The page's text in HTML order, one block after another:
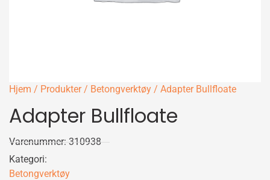
Hjem / Produkter/ Betongverktøy / Adapter Bullfloate
Adapter Bullfloate
Varenummer: 310938
Kategori:
Betongverktøy